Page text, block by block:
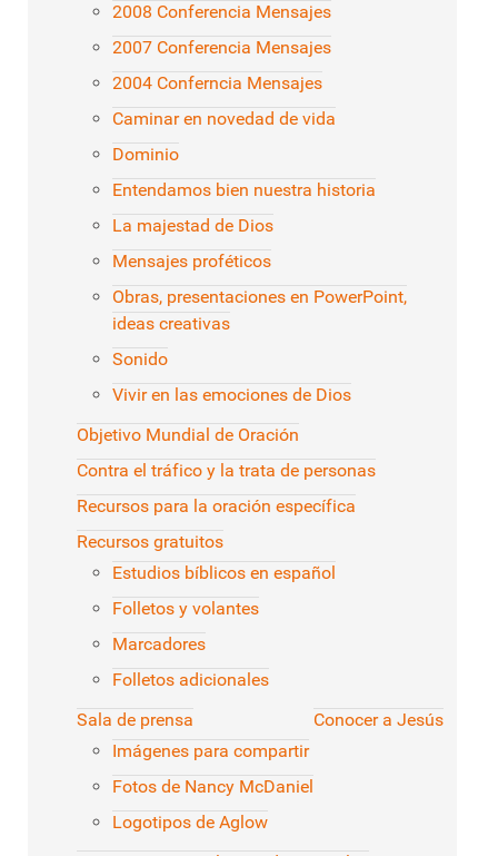
2008 Conferencia Mensajes
2007 Conferencia Mensajes
2004 Conferncia Mensajes
Caminar en novedad de vida
Dominio
Entendamos bien nuestra historia
La majestad de Dios
Mensajes proféticos
Obras, presentaciones en PowerPoint,
ideas creativas
Sonido
Vivir en las emociones de Dios
Objetivo Mundial de Oración
Contra el tráfico y la trata de personas
Recursos para la oración específica
Recursos gratuitos
Estudios bíblicos en español
Folletos y volantes
Marcadores
Folletos adicionales
Sala de prensa
Imágenes para compartir
Fotos de Nancy McDaniel
Logotipos de Aglow
Conocer a Jesús